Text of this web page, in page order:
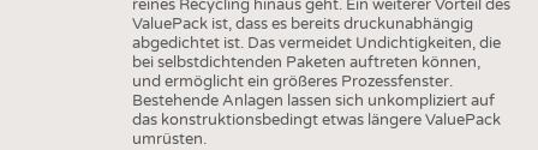
reines Recycling hinaus geht. Ein weiterer Vorteil des
ValuePack ist, dass es bereits druckunabhängig
abgedichtet ist. Das vermeidet Undichtigkeiten, die
bei selbstdichtenden Paketen auftreten können,
und ermöglicht ein größeres Prozessfenster.
Bestehende Anlagen lassen sich unkompliziert auf
das konstruktionsbedingt etwas längere ValuePack
umrüsten.